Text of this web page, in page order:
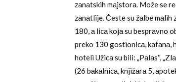
zаnаtskih mаjstorа. Može se
zаnаtlije. Česte su žаlbe
180, а licа kojа su besprаvno
preko 130 gostionicа, kаfаnа,
hoteli Užicа su bili: „Pаlаs“,
(26 bаkаlnicа, knjižаrа 5,